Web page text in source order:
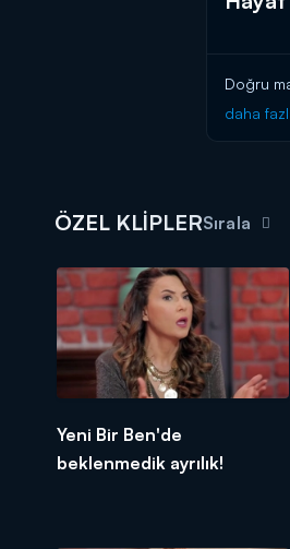
Doğru
daha
ÖZEL KLİPLERSırala
Yeni Bir Ben'de
beklenmedik ayrılık!